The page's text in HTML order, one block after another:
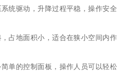
统驱动，升降过程平稳，操作安全
占地面积小，适合在狭小空间内作
单的控制面板，操作人员可以轻松